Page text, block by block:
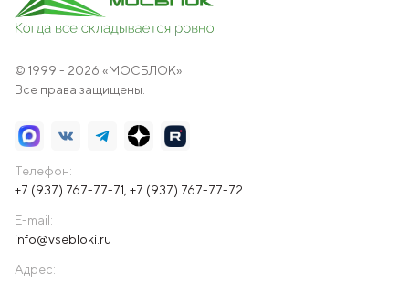
© 1999 - 2026 «МОСБЛОК».
Все права защищены.
Телефон:
+7 (937) 767-77-71, +7 (937) 767-77-72
E-mail:
info@vsebloki.ru
Адрес: